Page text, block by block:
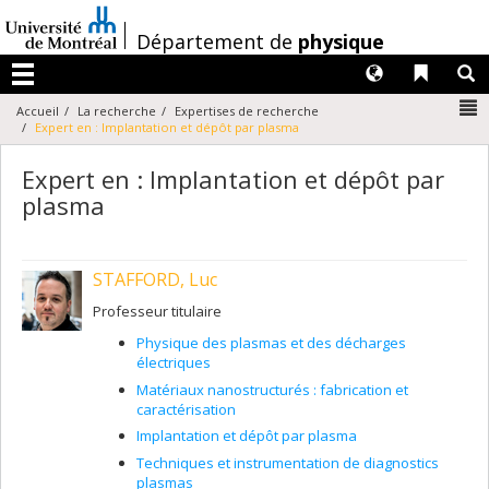
au
contenu
/Département de physique
Menu
Liens
Langues
Accueil La recherche
Expertises de recherche
Expert en : Implantation et dépôt par plasma
Expert en : Implantation et dépôt par
plasma
STAFFORD, Luc
Professeur titulaire
Physique des plasmas et des décharges
électriques
Matériaux nanostructurés : fabrication et
caractérisation
Implantation et dépôt par plasma
Techniques et instrumentation de diagnostics
plasmas